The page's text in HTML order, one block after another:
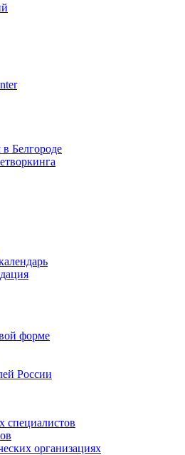
Белгороде
форме
России
специалистов
организациях